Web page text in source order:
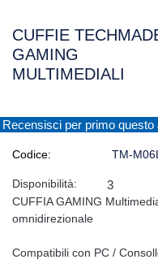
CUFFIE
GAMING
MULTIMEDIALI
Recensisci per primo questo
Codice: TM-
Disponibilità: 3
CUFFIA GAMING
omnidirezionale
Compatibili con PC /